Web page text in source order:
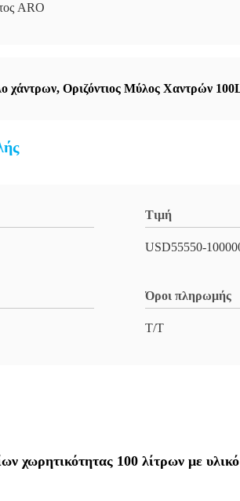
ARO
χάντρων, Οριζόντιος Μύλος Χαντρών
Τιμή
USD55550-
Όροι πληρωμής
Τ/Τ
χωρητικότητας 100 λίτρων με